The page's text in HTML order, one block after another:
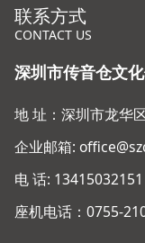
联系方式
CONTACT US
深圳市传音仓文
地 址：深圳市龙华
企业邮箱:
电 话: 13415032151
座机电话：0755-